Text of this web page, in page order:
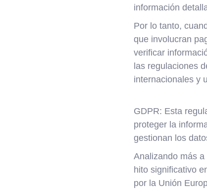
información
Por lo tanto,
que involucran
verificar
las regulaciones
internacionales y
GDPR: Esta
proteger la
gestionan los
Analizando más a
hito significativo
por la Unión